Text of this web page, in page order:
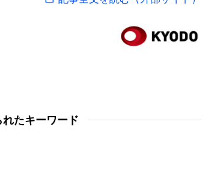
たキーワード